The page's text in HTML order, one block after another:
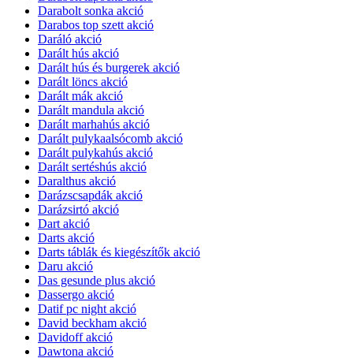
Darabolt sonka akció
Darabos top szett akció
Daráló akció
Darált hús akció
Darált hús és burgerek akció
Darált löncs akció
Darált mák akció
Darált mandula akció
Darált marhahús akció
Darált pulykaalsócomb akció
Darált pulykahús akció
Darált sertéshús akció
Daralthus akció
Darázscsapdák akció
Darázsirtó akció
Dart akció
Darts akció
Darts táblák és kiegészítők akció
Daru akció
Das gesunde plus akció
Dassergo akció
Datif pc night akció
David beckham akció
Davidoff akció
Dawtona akció